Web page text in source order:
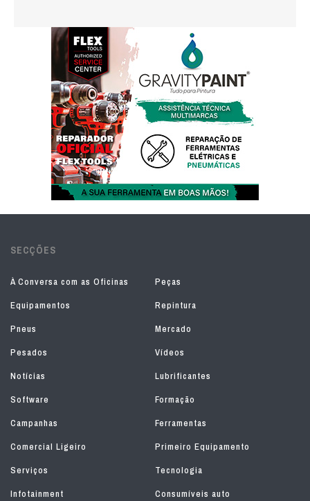
SECÇÕES
À Conversa com as Oficinas
Peças
Equipamentos
Repintura
Pneus
Mercado
Pesados
Vídeos
Notícias
Lubrificantes
Software
Formação
Campanhas
Ferramentas
Comercial Ligeiro
Primeiro Equipamento
Serviços
Tecnologia
Infotainment
Consumíveis auto